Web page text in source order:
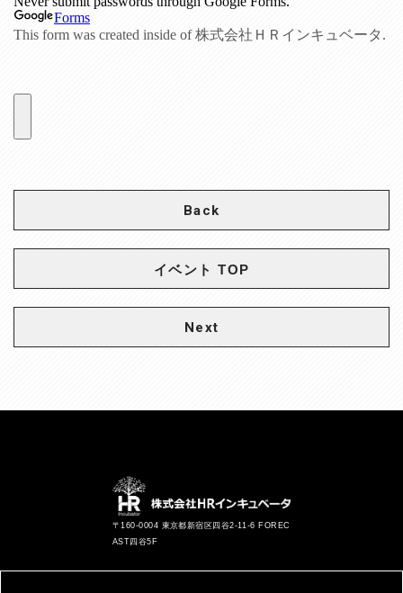
Back
イベント TOP
Next
〒160-0004 東京都新宿区四谷2-11-6 FOREC
AST四谷5F